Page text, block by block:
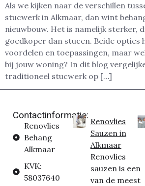
Als we kijken naar de verschillen
stucwerk in Alkmaar, dan wint
nieuwbouw. Het is namelijk sterker,
goedkoper dan stucen. Beide opties
voordelen en toepassingen, maar
bij jouw woning? In dit blog
traditioneel stucwerk op […]
Contactinformatie:
Renovlies
Behang
Alkmaar
KVK:
58037640
Renovlies
Sauzen in
Alkmaar
Renovlies
sauzen is een
van de meest